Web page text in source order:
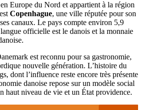
Europe du Nord et appartient à la région
Copenhague, une ville réputée pour son
canaux. Le pays compte environ 5,9
officielle est le danois et la monnaie
est reconnu pour sa gastronomie,
nouvelle génération. L’histoire du
dont l’influence reste encore très présente
danoise repose sur un modèle social
haut niveau de vie et un État providence.